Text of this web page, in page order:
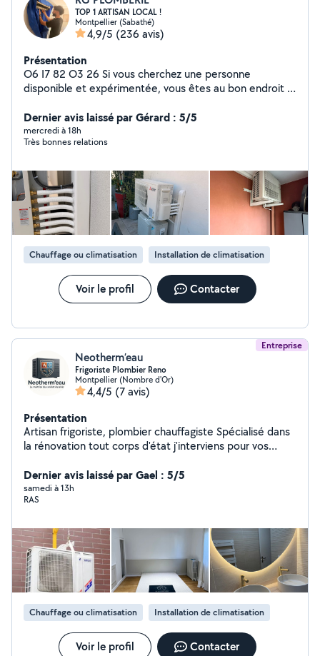
TOP 1 ARTISAN LOCAL !
Montpellier (Sabathé)
4,9/5 (236 avis)
Présentation
O6 I7 82 O3 26 Si vous cherchez une personne
disponible et expérimentée, vous êtes au bon endroit !
domaine des énergies renouvelables, et je suis sur le
terrain en tant que plombier, chauffagiste et climaticien
depuis 10 ans. +30.000 personnes me suivent sur
mes services ! O6 I7 82 O3 26
Dernier avis laissé par Gérard : 5/5
mercredi à 18h
Très bonnes relations
Chauffage ou climatisation Installation de climatisation
Voir le profil Contacter
Entreprise
Neotherm’eau
Frigoriste Plombier Reno
Montpellier (Nombre d'Or)
4,4/5 (7 avis)
Présentation
Artisan frigoriste, plombier chauffagiste Spécialisé dans
la rénovation tout corps d'état j'interviens pour vos
climatisation, plomberie et chauffage. Ainsi que la
rénovation sur mesure. Certifié Fluides Frigorigènes
Catégorie I Plus de 10 ans d'expérience Diagnostic
personnalisés J'interviens sur Montpellier, Nîmes et les
communes environnantes pour les particuliers et les
professionnels. Mon objectif : trouver la solution la plus
adaptée à votre besoin, avec sérieux, réactivité et
qualité d'exécution. N'hésitez pas à me contacter pour
échanger sur votre projet ou votre dépannage.
Dernier avis laissé par Gael : 5/5
samedi à 13h
RAS
Chauffage ou climatisation Installation de climatisation
Voir le profil Contacter